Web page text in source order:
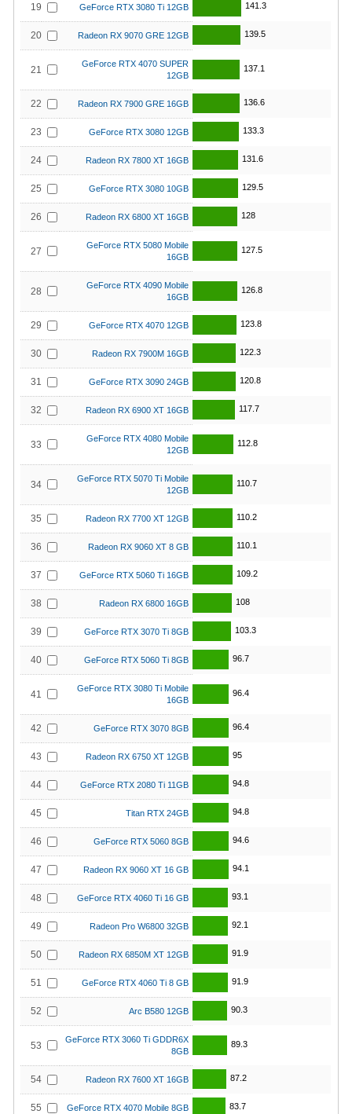
19 GeForce RTX 3080 Ti 12GB 141.3
20 Radeon RX 9070 GRE 12GB 139.5
21
GeForce RTX 4070 SUPER
12GB
137.1
22 Radeon RX 7900 GRE 16GB 136.6
23 GeForce RTX 3080 12GB 133.3
24 Radeon RX 7800 XT 16GB 131.6
25 GeForce RTX 3080 10GB 129.5
26 Radeon RX 6800 XT 16GB 128
27
GeForce RTX 5080 Mobile
16GB
127.5
28
GeForce RTX 4090 Mobile
16GB
126.8
29 GeForce RTX 4070 12GB 123.8
30 Radeon RX 7900M 16GB 122.3
31 GeForce RTX 3090 24GB 120.8
32 Radeon RX 6900 XT 16GB 117.7
33
GeForce RTX 4080 Mobile
12GB
112.8
34
GeForce RTX 5070 Ti Mobile
12GB
110.7
35 Radeon RX 7700 XT 12GB 110.2
36 Radeon RX 9060 XT 8 GB 110.1
37 GeForce RTX 5060 Ti 16GB 109.2
38 Radeon RX 6800 16GB 108
39 GeForce RTX 3070 Ti 8GB 103.3
40 GeForce RTX 5060 Ti 8GB 96.7
41
GeForce RTX 3080 Ti Mobile
16GB
96.4
42 GeForce RTX 3070 8GB 96.4
43 Radeon RX 6750 XT 12GB 95
44 GeForce RTX 2080 Ti 11GB 94.8
45 Titan RTX 24GB 94.8
46 GeForce RTX 5060 8GB 94.6
47 Radeon RX 9060 XT 16 GB 94.1
48 GeForce RTX 4060 Ti 16 GB 93.1
49 Radeon Pro W6800 32GB 92.1
50 Radeon RX 6850M XT 12GB 91.9
51 GeForce RTX 4060 Ti 8 GB 91.9
52 Arc B580 12GB 90.3
53
GeForce RTX 3060 Ti GDDR6X
8GB
89.3
54 Radeon RX 7600 XT 16GB 87.2
55 GeForce RTX 4070 Mobile 8GB 83.7